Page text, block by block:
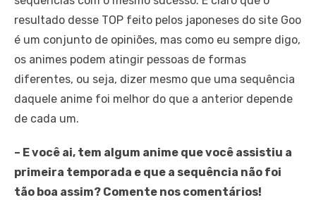
resultado desse TOP feito pelos japoneses do site Goo
é um conjunto de opiniões, mas como eu sempre digo,
os animes podem atingir pessoas de formas
diferentes, ou seja, dizer mesmo que uma sequência
daquele anime foi melhor do que a anterior depende
de cada um.
– E você ai, tem algum anime que você assistiu a
primeira temporada e que a sequência não foi
tão boa assim? Comente nos comentários!